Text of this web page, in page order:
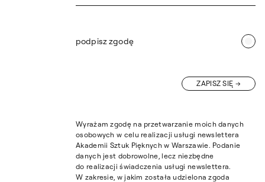
podpisz zgodę
ZAPISZ SIĘ
Wyrażam zgodę na przetwarzanie moich danych
osobowych w celu realizacji usługi newslettera
Akademii Sztuk Pięknych w Warszawie. Podanie
danych jest dobrowolne, lecz niezbędne
do realizacji świadczenia usługi newslettera.
W zakresie, w jakim została udzielona zgoda